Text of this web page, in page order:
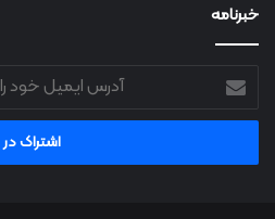
خبرنامه
ایمیل
خود
وارد